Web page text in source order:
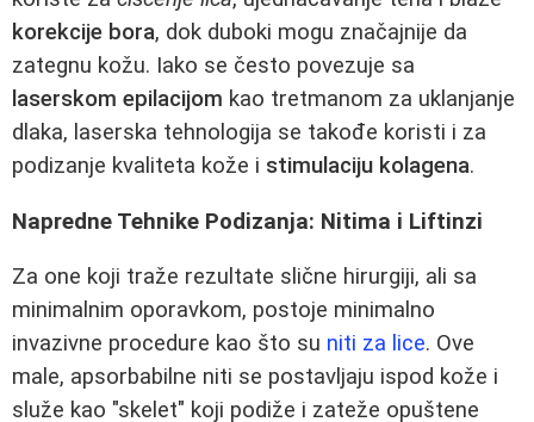
korekcije bora, dok duboki mogu značajnije da
zategnu kožu. Iako se često povezuje sa
laserskom epilacijom kao tretmanom za uklanjanje
dlaka, laserska tehnologija se takođe koristi i za
podizanje kvaliteta kože i stimulaciju kolagena.
Napredne Tehnike Podizanja: Nitima i Liftinzi
Za one koji traže rezultate slične hirurgiji, ali sa
minimalnim oporavkom, postoje minimalno
invazivne procedure kao što su niti za lice. Ove
male, apsorbabilne niti se postavljaju ispod kože i
služe kao "skelet" koji podiže i zateže opuštene